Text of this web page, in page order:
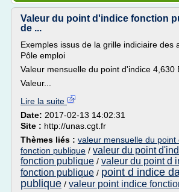
Valeur du point d'indice fonction
de ...
Exemples issus de la grille indiciaire des
Pôle emploi
Valeur mensuelle du point d'indice 4,630
Valeur...
Lire la suite
Date: 2017-02-13 14:02:31
Site : http://unas.cgt.fr
Thèmes liés : valeur mensuelle du point
fonction publique / valeur du point
fonction publique / valeur du point d
fonction publique / point d indice
publique / valeur point indice